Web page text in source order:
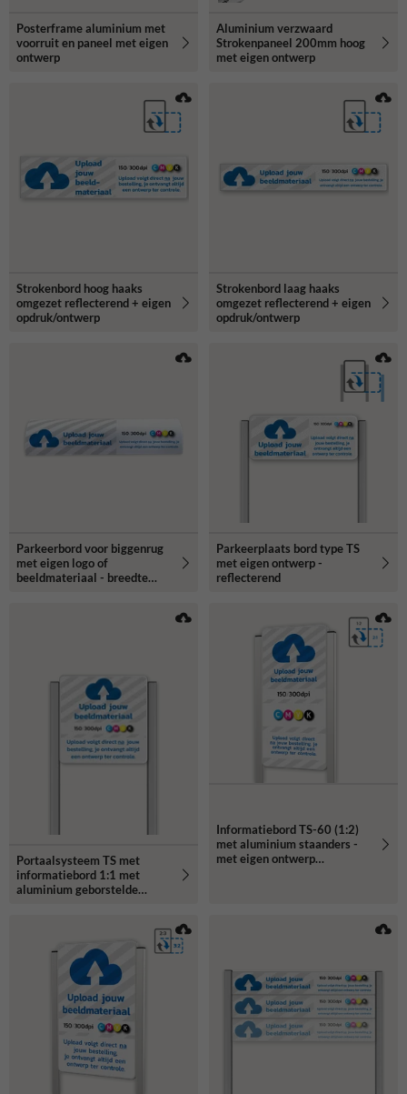
Posterframe aluminium met
voorruit en paneel met eigen
ontwerp
Aluminium verzwaard
Strokenpaneel 200mm hoog
met eigen ontwerp
Strokenbord hoog haaks
omgezet reflecterend + eigen
opdruk/ontwerp
Strokenbord laag haaks
omgezet reflecterend + eigen
opdruk/ontwerp
Parkeerbord voor biggenrug
met eigen logo of
beeldmateriaal - breedte
Parkeerplaats bord type TS
met eigen ontwerp -
reflecterend
Portaalsysteem TS met
informatiebord 1:1 met
aluminium geborstelde
Informatiebord TS-60 (1:2)
met aluminium staanders -
met eigen ontwerp